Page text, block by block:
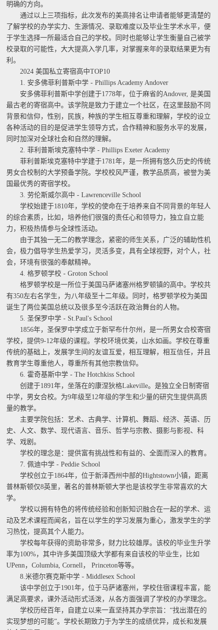
明确的方向。
通过以上三项指标，此次发布的美高排名让申请者能够更清楚的
了解学校的办学实力、生源情况、录取难度以及毕业生学术水平，便
于学生选择一所最适合自己的学校。同时也能够让学生衡量自己被学
校录取的可能性，大大提高入学几率，对掌握来年的录取结果更为有
利。
2024 美国私立寄宿高中TOP10
1. 安多佛菲利普斯中学 - Phillips Academy Andover
安多佛菲利普斯中学创建于1778年，位于麻省的Andover, 是美国
最古老的寄宿高中。该学院是致力于建立一个社区，在这里鼓励不同
背景和信仰，性别，民族，种族的学生相互尊重和理解，学校的设立
各种活动的目的是促进学生领导方式，合作精神和服务水平的发展，
同时加深对全球社会和自然的理解。
2. 菲利普斯埃克塞特中学 - Phillips Exeter Academy
菲利普斯埃克塞特中学建于1781年，是一所拥有悠久历史的传统
男女合校制的大学预备学院。学校校风严谨，教学品质高，被誉为美
国最优秀的寄宿学校。
3. 劳伦斯威尔高中 - Lawrenceville School
学校始建于1810年，学校的使命在于培养来自不同背景的年轻人
的综合素质，比如，培养他们很强的责任心和领导力，独立自立能
力，积极热情参与全球性活动。
由于其独一无二的教学理念，紧密的师生关系，广泛的辅助性机
会，极力倡导学生热爱学习，灵活多变，具有全球视野，对个人，社
会，环境有很强的奉献精神。
4. 格罗顿学校 - Groton School
格罗顿学校是一所位于美国马萨诸塞州格罗顿镇的高中。学校共
有350左右名学生，为八年级至十二年级。同时，格罗顿学校为美国
诞生了两位美国总统以及很多至今活跃在政治舞台的人物。
5. 圣保罗中学 - St.Paul's School
1856年，圣保罗中学成立于新罕布什尔州，是一所男女合校寄宿
学校，提供9-12年级的课程。学校环境优美，山水如画。学校在尊重
传统的基础上，发展学生间的友谊互爱，相互理解，相互信任，并且
教育学生尊重他人，尊重所有其他宗教信仰。
6. 霍奇基斯中学 - The Hotchkiss School
创建于1891年，坐落在的康涅狄格Lakeville。是独立全日制寄宿
中学，男女合校。为9年级至12年级的学生和少量的研究生提供高质
量的教学。
主要学院包括：艺术、古典学、计算机、舞蹈、经济、英语、历
史、人文、数学、现代语言、音乐、哲学与宗教、摄影与影视、科
学、戏剧。
学校的理念是：提供富有挑战性和有益的、全面而深入的教育。
7. 佩迪中学 - Peddie School
学校创立于1864年，位于新泽西州中部的Hightstown小镇，距离
普林斯顿仅8英里，著名的普林斯顿大学也是该校学生非常喜欢的大
学。
学校以拥有特色的将传统经验和创新知识融合在一起的学术、运
动及艺术课程而闻名，旨在以学生的学习发展为重心，激发学生的学
习热忱，提高其个人能力。
学校每年获得的资助非常多，财力比较雄厚。该校的毕业生升学
率为100%，其中许多美国顶级大学都有来自该校的毕业生，比如
UPenn，Columbia, Cornell， Princeton等等。
8.米德尔赛克斯中学 - Middlesex School
该中学创立于1901年，位于马萨诸塞州，学校住宿课程丰富，能
满足高要求，课外活动形式活泼，从各方面强调了学校的办学理念。
学校历经百年，自建立以来一直坚持其办学宗旨：“找出潜在的
实现梦想的可能”。学校长期致力于为学生的成绩优异，成长和发展